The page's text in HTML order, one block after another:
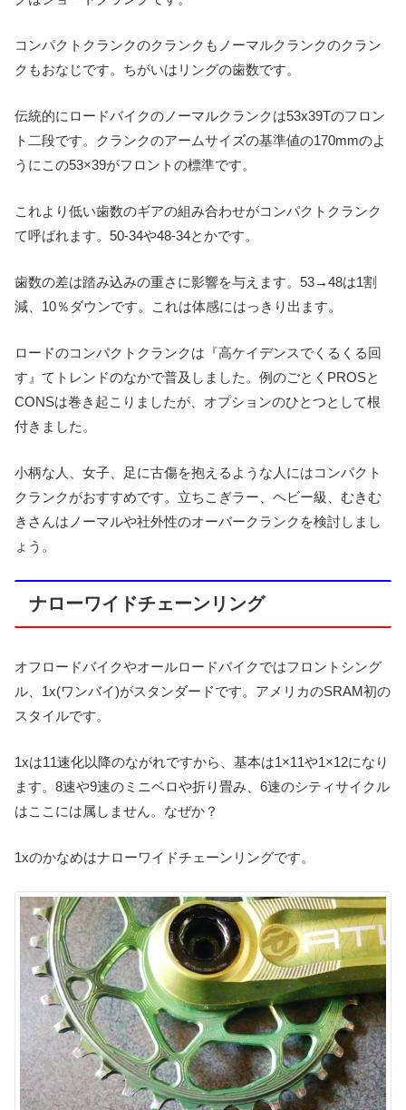
コンパクトクランクのクランクもノーマルクランクのクラン
クもおなじです。ちがいはリングの歯数です。
伝統的にロードバイクのノーマルクランクは53x39Tのフロン
ト二段です。クランクのアームサイズの基準値の170mmのよ
うにこの53×39がフロントの標準です。
これより低い歯数のギアの組み合わせがコンパクトクランク
て呼ばれます。50-34や48-34とかです。
歯数の差は踏み込みの重さに影響を与えます。53→48は1割
減、10％ダウンです。これは体感にはっきり出ます。
ロードのコンパクトクランクは『高ケイデンスでくるくる回
す』てトレンドのなかで普及しました。例のごとくPROSと
CONSは巻き起こりましたが、オプションのひとつとして根
付きました。
小柄な人、女子、足に古傷を抱えるような人にはコンパクト
クランクがおすすめです。立ちこぎラー、ヘビー級、むきむ
きさんはノーマルや社外性のオーバークランクを検討しまし
ょう。
ナローワイドチェーンリング
オフロードバイクやオールロードバイクではフロントシング
ル、1x(ワンバイ)がスタンダードです。アメリカのSRAM初の
スタイルです。
1xは11速化以降のながれですから、基本は1×11や1×12になり
ます。8速や9速のミニベロや折り畳み、6速のシティサイクル
はここには属しません。なぜか？
1xのかなめはナローワイドチェーンリングです。